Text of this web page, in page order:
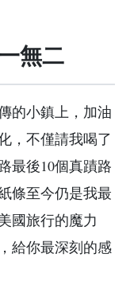
無二
的小鎮上，加油
，不僅請我喝了
最後10個真蹟路
條至今仍是我最
國旅行的魔力
給你最深刻的感